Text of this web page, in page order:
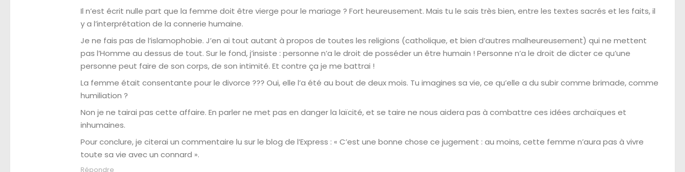
Il n’est écrit nulle part que la femme doit être vierge pour le mariage ? Fort heureusement. Mais tu le sais très bien, entre les textes sacrés et les faits, il
y a l’interprétation de la connerie humaine.
Je ne fais pas de l’islamophobie. J’en ai tout autant à propos de toutes les religions (catholique, et bien d’autres malheureusement) qui ne mettent
pas l’Homme au dessus de tout. Sur le fond, j’insiste : personne n’a le droit de posséder un être humain ! Personne n’a le droit de dicter ce qu’une
personne peut faire de son corps, de son intimité. Et contre ça je me battrai !
La femme était consentante pour le divorce ??? Oui, elle l’a été au bout de deux mois. Tu imagines sa vie, ce qu’elle a du subir comme brimade, comme
humiliation ?
Non je ne tairai pas cette affaire. En parler ne met pas en danger la laïcité, et se taire ne nous aidera pas à combattre ces idées archaïques et
inhumaines.
Pour conclure, je citerai un commentaire lu sur le blog de l’Express : « C’est une bonne chose ce jugement : au moins, cette femme n’aura pas à vivre
toute sa vie avec un connard ».
Répondre